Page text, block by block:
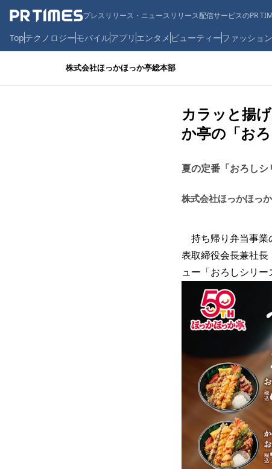
プレスリリース・ニュースリリース配信サービスのPR
Topテクノロジーモバイルアプリ エンタメ ビューティーファッション
株式会社ほっかほっか亭総本部
カラッと揚
か亭の「お
夏の定番「おろしシ
株式会社ほっかほっ
持ち帰り弁当事業
表取締役会長兼社長
ュー「おろしシリー